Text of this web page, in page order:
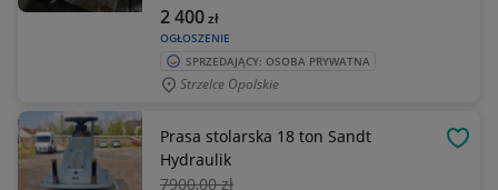
OGŁOSZENIE
2 400zł
SPRZEDAJĄCY: OSOBA PRYWATNA
Strzelce Opolskie
Prasa stolarska 18 ton Sandt
Hydraulik
7900,00 zł